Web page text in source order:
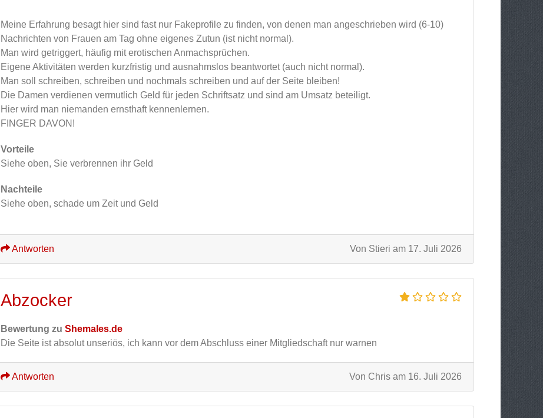
Meine Erfahrung besagt hier sind fast nur Fakeprofile zu finden, von denen man angeschrieben wird (6-10)
Nachrichten von Frauen am Tag ohne eigenes Zutun (ist nicht normal).
Man wird getriggert, häufig mit erotischen Anmachsprüchen.
Eigene Aktivitäten werden kurzfristig und ausnahmslos beantwortet (auch nicht normal).
Man soll schreiben, schreiben und nochmals schreiben und auf der Seite bleiben!
Die Damen verdienen vermutlich Geld für jeden Schriftsatz und sind am Umsatz beteiligt.
Hier wird man niemanden ernsthaft kennenlernen.
FINGER DAVON!
Vorteile
Siehe oben, Sie verbrennen ihr Geld
Nachteile
Siehe oben, schade um Zeit und Geld
Von Stieri am 17. Juli 2026
Antworten
Abzocker
Bewertung zu Shemales.de
Die Seite ist absolut unseriös, ich kann vor dem Abschluss einer Mitgliedschaft nur warnen
Von Chris am 16. Juli 2026
Antworten